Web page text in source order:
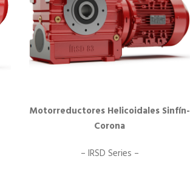
Motorreductores Helicoidales Sinfín-
Corona
– IRSD Series –